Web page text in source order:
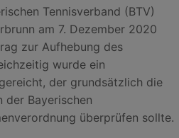
Tennisverband (BTV)
am 7. Dezember 2020
zur Aufhebung des
wurde ein
der grundsätzlich die
der Bayerischen
überprüfen sollte.